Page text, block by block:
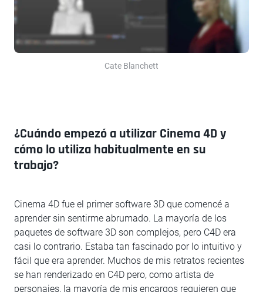
Cate Blanchett
¿Cuándo empezó a utilizar Cinema 4D y
cómo lo utiliza habitualmente en su
trabajo?
Cinema 4D fue el primer software 3D que comencé a
aprender sin sentirme abrumado. La mayoría de los
paquetes de software 3D son complejos, pero C4D era
casi lo contrario. Estaba tan fascinado por lo intuitivo y
fácil que era aprender. Muchos de mis retratos recientes
se han renderizado en C4D pero, como artista de
personajes, la mayoría de mis encargos requieren que